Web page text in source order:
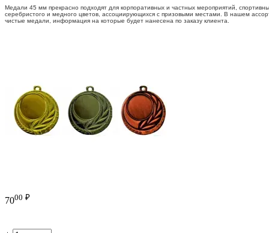
Медали 45 мм прекрасно подходят для корпоративных и частных мероприятий,
серебристого и медного цветов, ассоциирующихся с призовыми местами. В нашем
чистые медали, информация на которые будет нанесена по заказу клиента.
7000 ₽